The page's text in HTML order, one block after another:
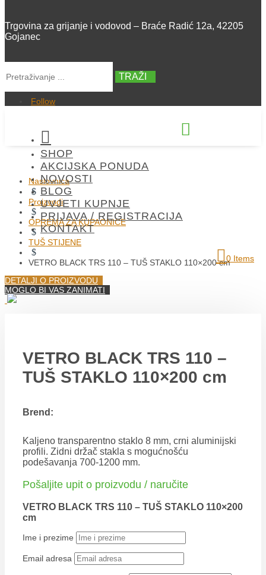
Trgovina za grijanje i vodovod – Braće Radić 12a, 42205
Gojanec
TRAŽI
Follow


SHOP
AKCIJSKA PONUDA
NOVOSTI
BLOG
UVJETI KUPNJE
PRIJAVA / REGISTRACIJA
KONTAKT
0 Items
Naslovnica
$
Proizvodi
$
OPREMA ZA KUPAONICE
$
TUŠ STIJENE
$
VETRO BLACK TRS 110 – TUŠ STAKLO 110×200 cm
DETALJI O PROIZVODU
MOGLO BI VAS ZANIMATI
VETRO BLACK TRS 110 –
TUŠ STAKLO 110×200 cm
Brend:
Kaljeno transparentno staklo 8 mm, crni aluminijski
profili. Zidni držač stakla s mogućnošću
podešavanja 700-1200 mm.
Pošaljite upit o proizvodu / naručite
VETRO BLACK TRS 110 – TUŠ STAKLO 110×200
cm
Ime i prezime
Email adresa